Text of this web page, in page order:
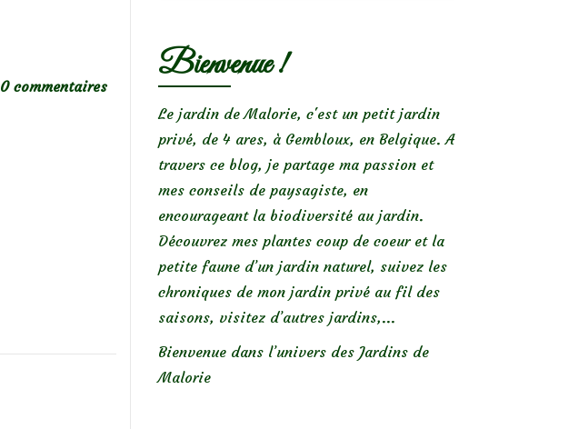
0 commentaires
Bienvenue !
Le jardin de Malorie, c'est un petit jardin
privé, de 4 ares, à Gembloux, en Belgique. A
travers ce blog, je partage ma passion et
mes conseils de paysagiste, en
encourageant la biodiversité au jardin.
Découvrez mes plantes coup de coeur et la
petite faune d’un jardin naturel, suivez les
chroniques de mon jardin privé au fil des
saisons, visitez d’autres jardins,...
Bienvenue dans l’univers des Jardins de
Malorie